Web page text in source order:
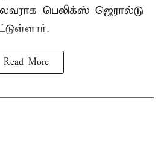
பெலிக்ஸ் ஜெரால்டு
Read More